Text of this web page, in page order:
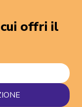
offri il